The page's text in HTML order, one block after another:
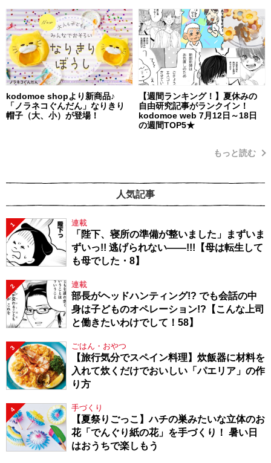
kodomoe shopより新商品♪
「ノラネコぐんだん」なりきり
帽子（大、小）が登場！
【週間ランキング！】夏休みの
自由研究記事がランクイン！
kodomoe web 7月12日～18日
の週間TOP5★
もっと読む
人気記事
1 連載
「陛下、寝所の準備が整いました」まずいま
ずいっ!! 逃げられない――!!!【母は転生して
も母でした・8】
2 連載
部長がヘッドハンティング!? でも会話の中
身は子どものオペレーション!?【こんな上司
と働きたいわけでして！58】
3 ごはん・おやつ
【旅行気分でスペイン料理】炊飯器に材料を
入れて炊くだけでおいしい「パエリア」の作
り方
4 手づくり
【夏祭りごっこ】ハチの巣みたいな立体のお
花「でんぐり紙の花」を手づくり！ 暑い日
はおうちで楽しもう